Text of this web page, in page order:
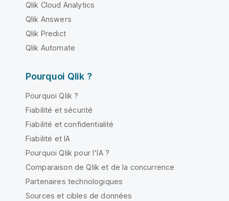
Qlik Cloud Analytics
Qlik Answers
Qlik Predict
Qlik Automate
Pourquoi Qlik ?
Pourquoi Qlik ?
Fiabilité et sécurité
Fiabilité et confidentialité
Fiabilité et IA
Pourquoi Qlik pour l'IA ?
Comparaison de Qlik et de la concurrence
Partenaires technologiques
Sources et cibles de données